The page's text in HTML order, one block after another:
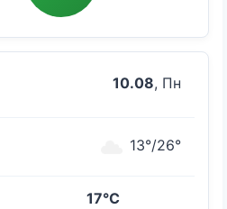
10.08, Пн
13°/26°
17°C